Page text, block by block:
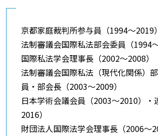
京都家庭裁判所参与員（1994～2019）
法制審議会国際私法部会委員（1994
国際私法学会理事長（2002～2008）
法制審議会国際私法（現代化関係）
員・部会長（2003～2009）
日本学術会議会員（2003～2010）・
2016）
財団法人国際法学会理事長（2006～